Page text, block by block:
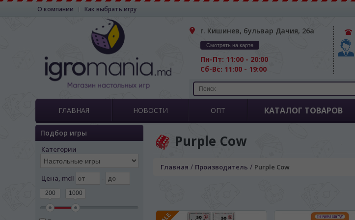
О компании Как выбрать игру
г. Кишинев, бульвар Дачия, 26а
Смотреть на карте
Пн-Пт: 11:00 - 20:00
Сб-Вс: 11:00 - 19:00
ГЛАВНАЯ НОВОСТИ ОПТ КАТАЛОГ ТОВАРОВ
Подбор игры
Категории
Цена, mdl -
200 1000
Purple Cow
Главная / Производитель / Purple Cow